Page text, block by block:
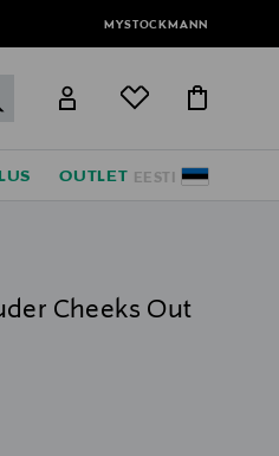
MYSTOCKMANN
label.header.go
EESTI
OUTLET
Cheeks Out